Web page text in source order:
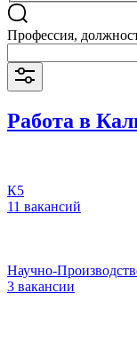
Профессия,
Работа в
К5
11 вакансий
Научно-
3 вакансии